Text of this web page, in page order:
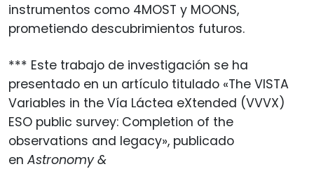
instrumentos como 4MOST y MOONS,
prometiendo descubrimientos futuros.
*** Este trabajo de investigación se ha
presentado en un artículo titulado «The VISTA
Variables in the Vía Láctea eXtended (VVVX)
ESO public survey: Completion of the
observations and legacy», publicado
en Astronomy &